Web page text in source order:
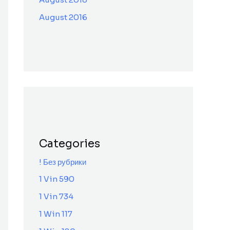
August 2016
Categories
! Без рубрики
1 Vin 590
1 Vin 734
1 Win 117